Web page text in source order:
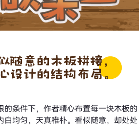
的条件下，作者精心布置每一块木板的
白均匀，天真稚朴。看似随意，却处处